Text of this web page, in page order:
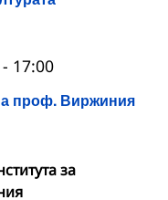
проф. Виржиния
- 17:00
за